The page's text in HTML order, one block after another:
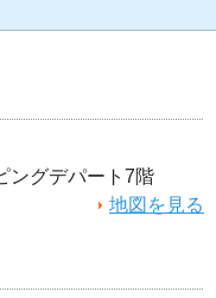
ングデパート7階
地図を見る